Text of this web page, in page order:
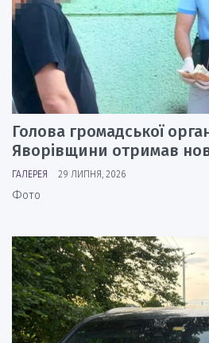
Голова громадської
Яворівщини отримав
ГАЛЕРЕЯ 29 ЛИПНЯ, 2026
Фото